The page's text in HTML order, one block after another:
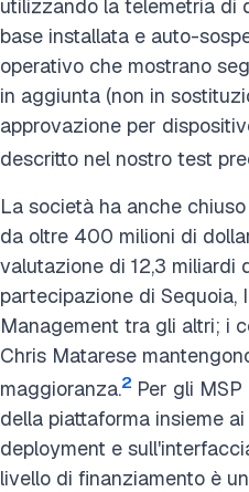
utilizzando la telemetria di
base installata e auto-
operativo che mostrano
in aggiunta (non in
approvazione per
descritto nel nostro test
La società ha anche
da oltre 400 milioni di
valutazione di 12,3 miliardi
partecipazione di Sequoia,
Management tra gli altri; i
Chris Matarese
maggioranza.2 Per gli
della piattaforma insieme
deployment e
livello di finanziamento è